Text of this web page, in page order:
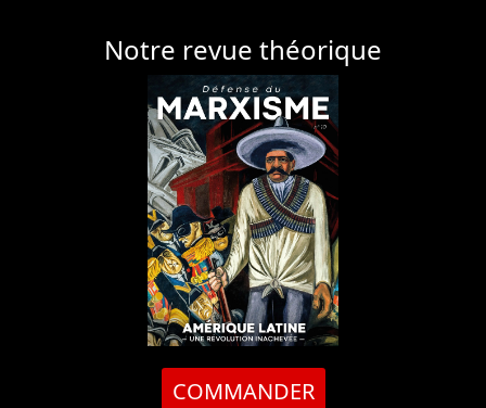
Notre revue théorique
COMMANDER